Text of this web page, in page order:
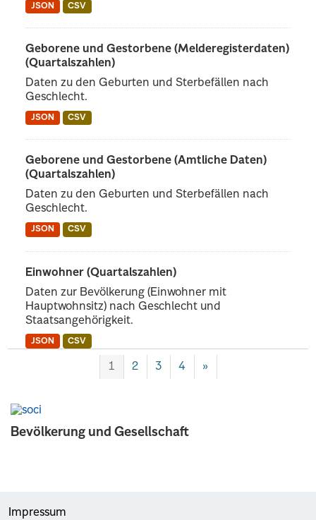
Bevölkerung und Gesellschaft
JSON CSV
Geborene und Gestorbene (Melderegisterdaten)
(Quartalszahlen)
Daten zu den Geburten und Sterbefällen nach
Geschlecht.
JSON CSV
Geborene und Gestorbene (Amtliche Daten)
(Quartalszahlen)
Daten zu den Geburten und Sterbefällen nach
Geschlecht.
JSON CSV
Einwohner (Quartalszahlen)
Daten zur Bevölkerung (Einwohner mit
Hauptwohnsitz) nach Geschlecht und
Staatsangehörigkeit.
JSON CSV
1 2 3 4 »
Impressum